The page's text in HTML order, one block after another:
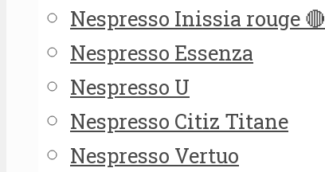
Nespresso Inissia rouge 🔴
Nespresso Essenza
Nespresso U
Nespresso Citiz Titane
Nespresso Vertuo